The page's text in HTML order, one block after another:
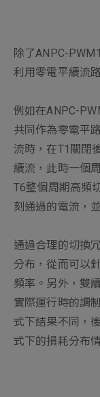
除了ANPC-
利用零電平續流
例如在ANPC-
共同作為零電平
流時，在T1關閉
續流，此時一個
T6整個周期高頻
刻通過的電流，
通過合理的切換
分布，從而可以
頻率。另外，雙
實際運行時的調
式下結果不同，
式下的損耗分布